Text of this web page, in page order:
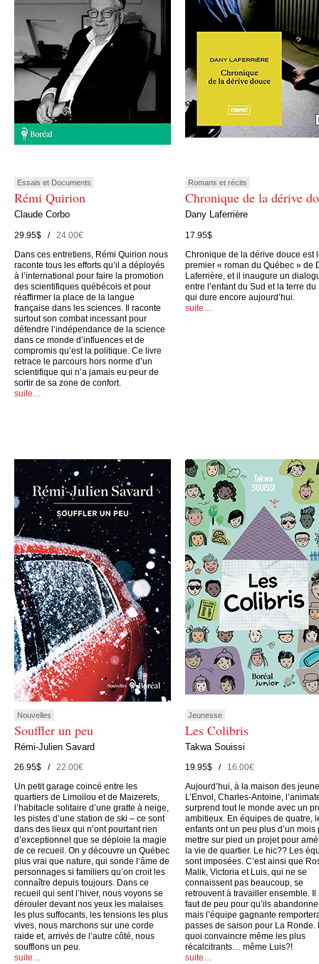
Essais et Documents
Rémi Quirion
Claude Corbo
29.95$ /24.00€
Dans ces entretiens, Rémi Quirion nous
raconte tous les efforts qu’il a déployés
à l’international pour faire la promotion
des scientifiques québécois et pour
réaffirmer la place de la langue
française dans les sciences. Il raconte
surtout son combat incessant pour
défendre l’indépendance de la science
dans ce monde d’influences et de
compromis qu’est la politique. Ce livre
retrace le parcours hors norme d’un
scientifique qui n’a jamais eu peur de
sortir de sa zone de confort.
suite…
Romans et récits
Chronique de la dérive
Dany Laferrière
17.95$
Chronique de la dérive douce est
premier « roman du Québec » de
Laferrière, et il inaugure un
entre l’enfant du Sud et la terre du
qui dure encore aujourd’hui.
suite…
Nouvelles
Souffler un peu
Rémi-Julien Savard
26.95$ /22.00€
Un petit garage coincé entre les
quartiers de Limoilou et de Maizerets,
l’habitacle solitaire d’une gratte à neige,
les pistes d’une station de ski – ce sont
dans des lieux qui n’ont pourtant rien
d’exceptionnel que se déploie la magie
de ce recueil. On y découvre un Québec
plus vrai que nature, qui sonde l’âme de
personnages si familiers qu’on croit les
connaître depuis toujours. Dans ce
recueil qui sent l’hiver, nous voyons se
dérouler devant nos yeux les malaises
les plus suffocants, les tensions les plus
vives, nous marchons sur une corde
raide et, arrivés de l’autre côté, nous
soufflons un peu.
suite…
Jeunesse
Les Colibris
Takwa Souissi
19.95$ /16.00€
Aujourd’hui, à la maison des
L’Envol, Charles-Antoine,
surprend tout le monde avec un
ambitieux. En équipes de quatre,
enfants ont un peu plus d’un mois
mettre sur pied un projet pour
la vie de quartier. Le hic?? Les
sont imposées. C’est ainsi que
Malik, Victoria et Luis, qui ne se
connaissent pas beaucoup, se
retrouvent à travailler ensemble. Il
faut de peu pour qu’ils
mais l’équipe gagnante
passes de saison pour La Ronde.
quoi convaincre même les plus
récalcitrants… même Luis?!
suite…